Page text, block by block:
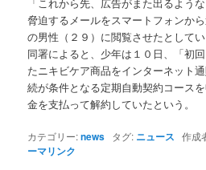
脅迫するメールをスマートフォンか
の男性（２９）に閲覧させたとしてい
同署によると、少年は１０日、「初
たニキビケア商品をインターネット
続が条件となる定期自動契約コース
金を支払って解約していたという。
カテゴリー:news タグ: ニュース 作成
ーマリンク